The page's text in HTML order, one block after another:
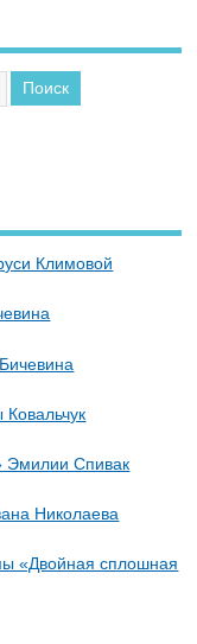
Климовой
Эмилии Спивак
Николаева
«Двойная сплошная